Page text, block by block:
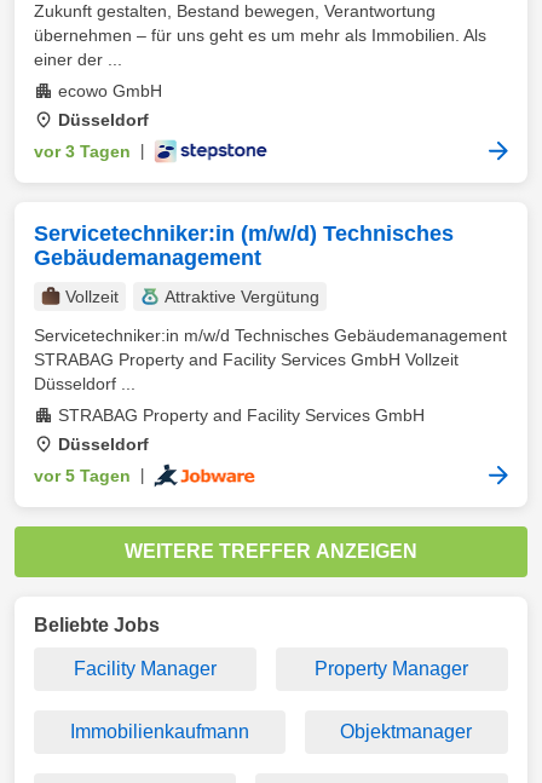
Zukunft gestalten, Bestand bewegen, Verantwortung
übernehmen – für uns geht es um mehr als Immobilien. Als
einer der ...
ecowo GmbH
Düsseldorf
vor 3 Tagen
Servicetechniker:in (m/w/d) Technisches
Gebäudemanagement
Vollzeit
Attraktive Vergütung
Servicetechniker:in m/w/d Technisches Gebäudemanagement
STRABAG Property and Facility Services GmbH Vollzeit
Düsseldorf ...
STRABAG Property and Facility Services GmbH
Düsseldorf
vor 5 Tagen
WEITERE TREFFER ANZEIGEN
Beliebte Jobs
Facility Manager Property Manager
Immobilienkaufmann Objektmanager